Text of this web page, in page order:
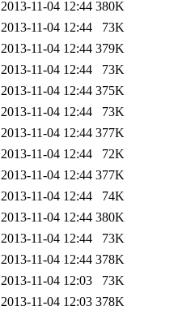
2013-11-04 12:44 380K
2013-11-04 12:44
73K
2013-11-04 12:44 379K
2013-11-04 12:44
73K
2013-11-04 12:44 375K
2013-11-04 12:44
73K
2013-11-04 12:44 377K
2013-11-04 12:44
72K
2013-11-04 12:44 377K
2013-11-04 12:44
74K
2013-11-04 12:44 380K
2013-11-04 12:44
73K
2013-11-04 12:44 378K
2013-11-04 12:03
73K
2013-11-04 12:03 378K